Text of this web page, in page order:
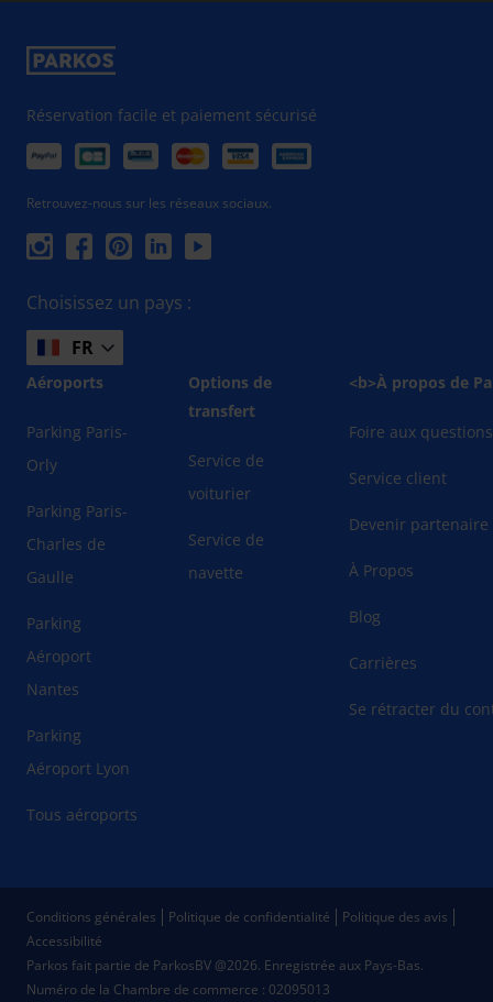
Réservation facile et paiement sécurisé
Retrouvez-nous sur les réseaux sociaux.
Choisissez un pays :
FR
Aéroports
Parking Paris-
Orly
Parking Paris-
Charles de
Gaulle
Parking
Aéroport
Nantes
Parking
Aéroport Lyon
Tous aéroports
Options de
transfert
Service de
voiturier
Service de
navette
<b>À propos de
Foire aux questions
Service client
Devenir partenaire
À Propos
Blog
Carrières
Se rétracter du
Parkos fait partie de ParkosBV @2026. Enregistrée aux Pays-Bas.
Numéro de la Chambre de commerce : 02095013
Conditions générales Politique de confidentialité
Politique des avis
Accessibilité